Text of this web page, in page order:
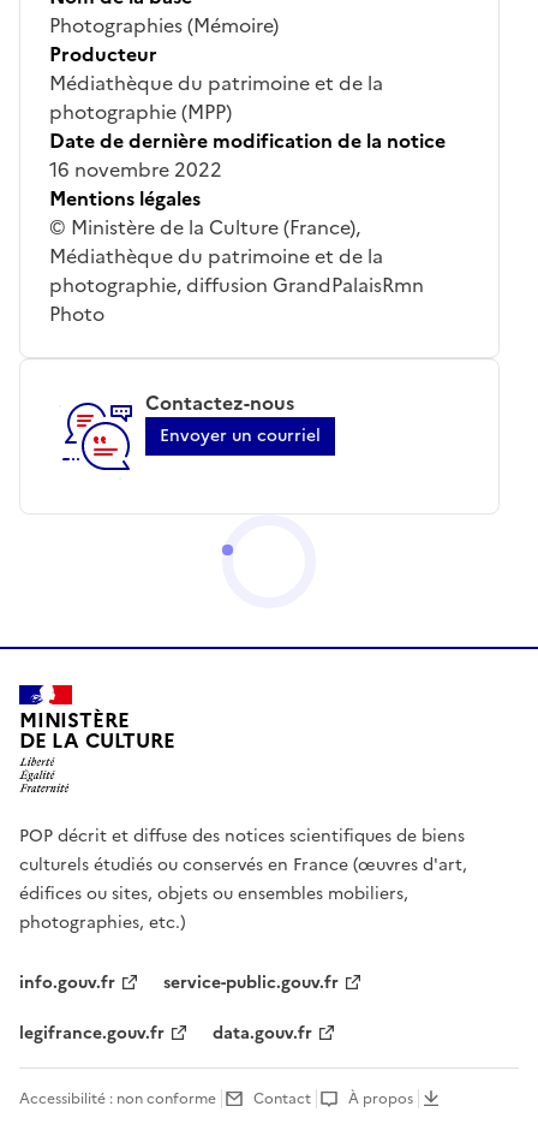
Photographies (Mémoire)
Producteur
Médiathèque du patrimoine et de la
photographie (MPP)
Date de dernière modification de la notice
16 novembre 2022
Mentions légales
© Ministère de la Culture (France),
Médiathèque du patrimoine et de la
photographie, diffusion GrandPalaisRmn
Photo
Contactez-nous
Envoyer un courriel
MINISTÈRE
DE LA CULTURE
POP décrit et diffuse des notices scientifiques de biens
culturels étudiés ou conservés en France (œuvres d'art,
édifices ou sites, objets ou ensembles mobiliers,
photographies, etc.)
info.gouv.fr
service-public.gouv.fr
legifrance.gouv.fr
data.gouv.fr
Accessibilité : non conforme Contact À propos